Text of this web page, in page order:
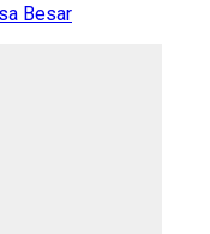
Besar